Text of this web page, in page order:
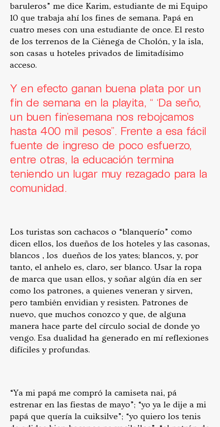
baruleros” me dice Karim, estudiante de mi Equipo
10 que trabaja ahí los fines de semana. Papá en
cuatro meses con una estudiante de once. El resto
de los terrenos de la Ciénega de Cholón, y la isla,
son casas u hoteles privados de limitadísimo
acceso.
Y en efecto ganan buena plata por un
fin de semana en la playita, “ ‘Da seño,
un buen fin’esemana nos rebojcamos
hasta 400 mil pesos”. Frente a esa fácil
fuente de ingreso de poco esfuerzo,
entre otras, la educación termina
teniendo un lugar muy rezagado para la
comunidad.
Los turistas son cachacos o “blanquerío” como
dicen ellos, los dueños de los hoteles y las casonas,
blancos , los dueños de los yates; blancos, y, por
tanto, el anhelo es, claro, ser blanco. Usar la ropa
de marca que usan ellos, y soñar algún día en ser
como los patrones, a quienes veneran y sirven,
pero también envidian y resisten. Patrones de
nuevo, que muchos conozco y que, de alguna
manera hace parte del círculo social de donde yo
vengo. Esa dualidad ha generado en mí reflexiones
difíciles y profundas.
“Ya mi papá me compró la camiseta nai, pá
estrenar en las fiestas de mayo”; “yo ya le dije a mi
papá que quería la cuiksilve”; “yo quiero los tenis